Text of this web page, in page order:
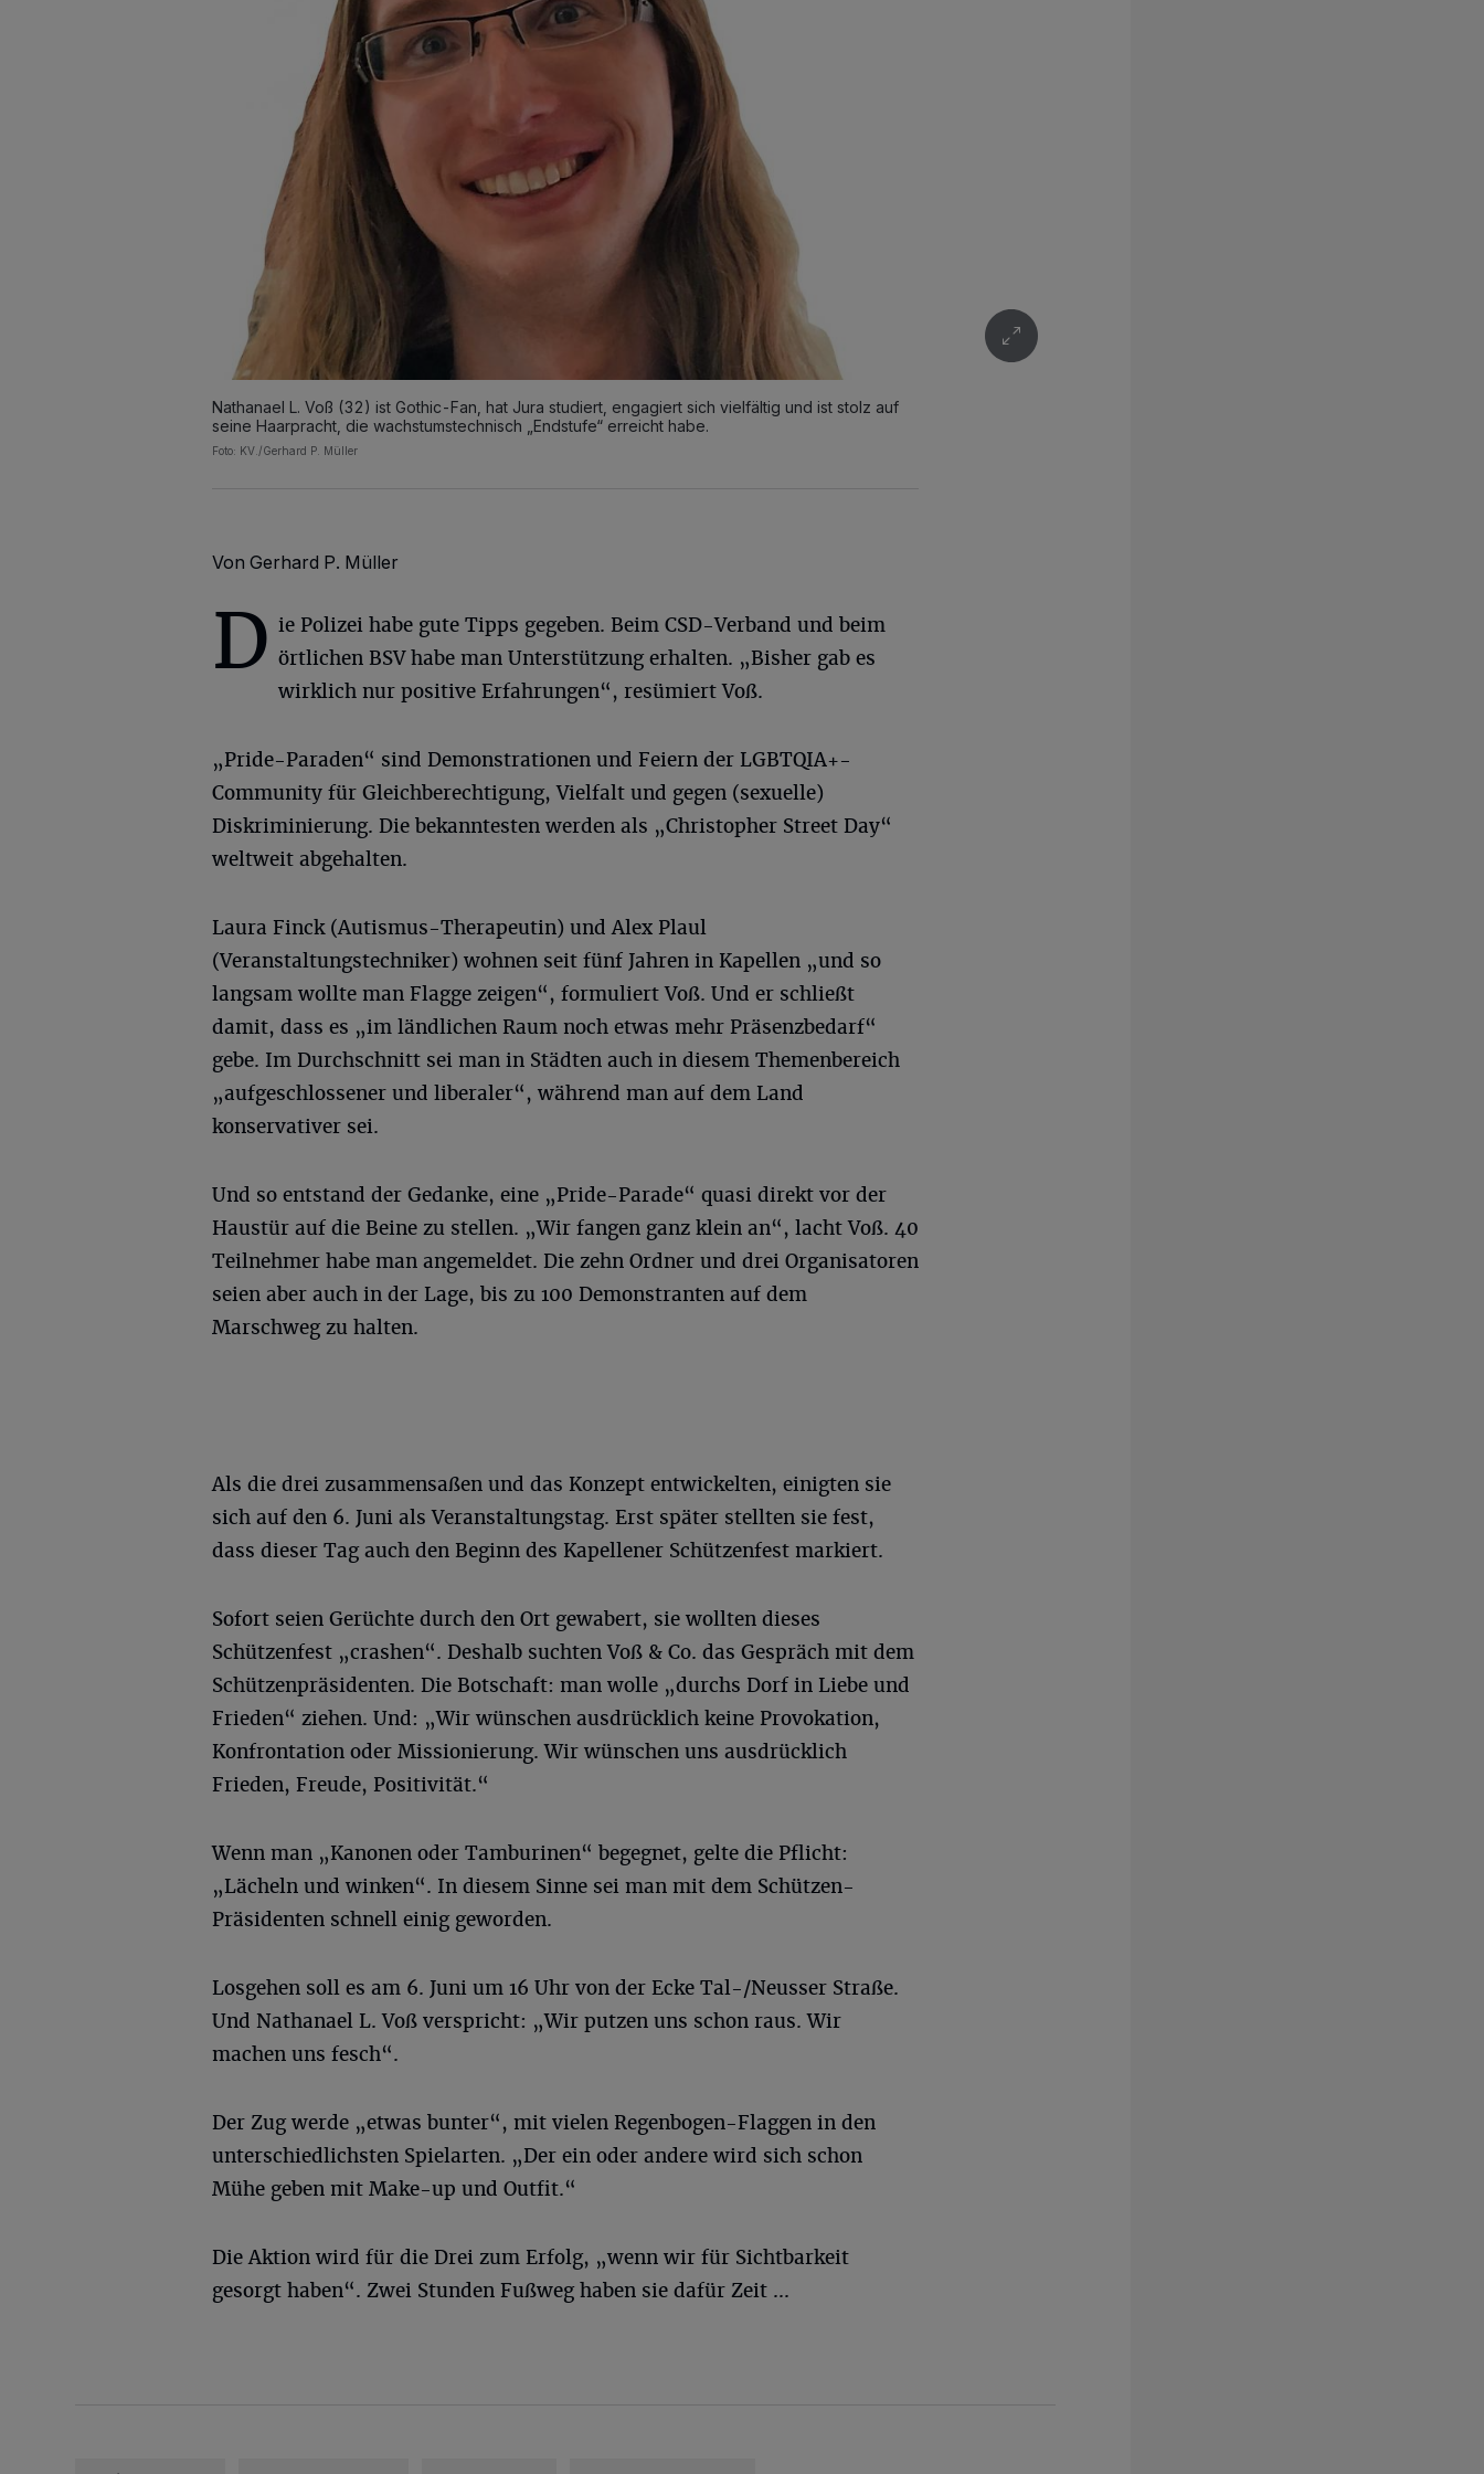
Nathanael L. Voß (32) ist Gothic-Fan, hat Jura studiert, engagiert sich vielfältig und ist stolz auf
seine Haarpracht, die wachstumstechnisch „Endstufe“ erreicht habe.
Foto: KV./Gerhard P. Müller
Von Gerhard P. Müller
D ie Polizei habe gute Tipps gegeben. Beim CSD-Verband und beim
örtlichen BSV habe man Unterstützung erhalten. „Bisher gab es
wirklich nur positive Erfahrungen“, resümiert Voß.
„Pride-Paraden“ sind Demonstrationen und Feiern der LGBTQIA+-
Community für Gleichberechtigung, Vielfalt und gegen (sexuelle)
Diskriminierung. Die bekanntesten werden als „Christopher Street Day“
weltweit abgehalten.
Laura Finck (Autismus-Therapeutin) und Alex Plaul
(Veranstaltungstechniker) wohnen seit fünf Jahren in Kapellen „und so
langsam wollte man Flagge zeigen“, formuliert Voß. Und er schließt
damit, dass es „im ländlichen Raum noch etwas mehr Präsenzbedarf“
gebe. Im Durchschnitt sei man in Städten auch in diesem Themenbereich
„aufgeschlossener und liberaler“, während man auf dem Land
konservativer sei.
Und so entstand der Gedanke, eine „Pride-Parade“ quasi direkt vor der
Haustür auf die Beine zu stellen. „Wir fangen ganz klein an“, lacht Voß. 40
Teilnehmer habe man angemeldet. Die zehn Ordner und drei Organisatoren
seien aber auch in der Lage, bis zu 100 Demonstranten auf dem
Marschweg zu halten.
Als die drei zusammensaßen und das Konzept entwickelten, einigten sie
sich auf den 6. Juni als Veranstaltungstag. Erst später stellten sie fest,
dass dieser Tag auch den Beginn des Kapellener Schützenfest markiert.
Sofort seien Gerüchte durch den Ort gewabert, sie wollten dieses
Schützenfest „crashen“. Deshalb suchten Voß & Co. das Gespräch mit dem
Schützenpräsidenten. Die Botschaft: man wolle „durchs Dorf in Liebe und
Frieden“ ziehen. Und: „Wir wünschen ausdrücklich keine Provokation,
Konfrontation oder Missionierung. Wir wünschen uns ausdrücklich
Frieden, Freude, Positivität.“
Wenn man „Kanonen oder Tamburinen“ begegnet, gelte die Pflicht:
„Lächeln und winken“. In diesem Sinne sei man mit dem Schützen-
Präsidenten schnell einig geworden.
Losgehen soll es am 6. Juni um 16 Uhr von der Ecke Tal-/Neusser Straße.
Und Nathanael L. Voß verspricht: „Wir putzen uns schon raus. Wir
machen uns fesch“.
Der Zug werde „etwas bunter“, mit vielen Regenbogen-Flaggen in den
unterschiedlichsten Spielarten. „Der ein oder andere wird sich schon
Mühe geben mit Make-up und Outfit.“
Die Aktion wird für die Drei zum Erfolg, „wenn wir für Sichtbarkeit
gesorgt haben“. Zwei Stunden Fußweg haben sie dafür Zeit ...